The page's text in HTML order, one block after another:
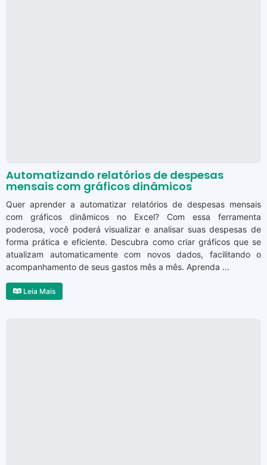
Automatizando relatórios de despesas
mensais com gráficos dinâmicos
Quer aprender a automatizar relatórios de despesas mensais
com gráficos dinâmicos no Excel? Com essa ferramenta
poderosa, você poderá visualizar e analisar suas despesas de
forma prática e eficiente. Descubra como criar gráficos que se
atualizam automaticamente com novos dados, facilitando o
acompanhamento de seus gastos mês a mês. Aprenda ...
Leia Mais